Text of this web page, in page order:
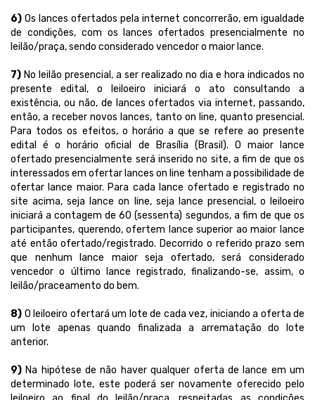
6) Os lances ofertados pela internet concorrerão, em igualdade
de condições, com os lances ofertados presencialmente no
leilão/praça, sendo considerado vencedor o maior lance.
7) No leilão presencial, a ser realizado no dia e hora indicados no
presente edital, o leiloeiro iniciará o ato consultando a
existência, ou não, de lances ofertados via internet, passando,
então, a receber novos lances, tanto on line, quanto presencial.
Para todos os efeitos, o horário a que se refere ao presente
edital é o horário oficial de Brasília (Brasil). O maior lance
ofertado presencialmente será inserido no site, a fim de que os
interessados em ofertar lances on line tenham a possibilidade de
ofertar lance maior. Para cada lance ofertado e registrado no
site acima, seja lance on line, seja lance presencial, o leiloeiro
iniciará a contagem de 60 (sessenta) segundos, a fim de que os
participantes, querendo, ofertem lance superior ao maior lance
até então ofertado/registrado. Decorrido o referido prazo sem
que nenhum lance maior seja ofertado, será considerado
vencedor o último lance registrado, finalizando-se, assim, o
leilão/praceamento do bem.
8) O leiloeiro ofertará um lote de cada vez, iniciando a oferta de
um lote apenas quando finalizada a arrematação do lote
anterior.
9) Na hipótese de não haver qualquer oferta de lance em um
determinado lote, este poderá ser novamente oferecido pelo